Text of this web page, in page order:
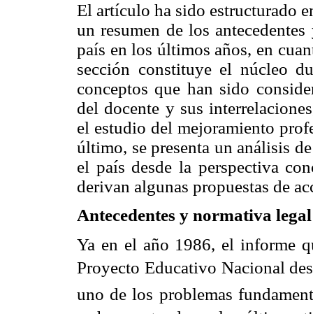
El artículo ha sido estructurado
un resumen de los
país en los últimos años, en
sección constituye el núcleo
conceptos que han sido
del docente y sus
el estudio del mejoramiento
último, se presenta un análisis
el país desde la perspectiva
derivan algunas propuestas de
Antecedentes y normativa
Ya en el año 1986, el informe
Proyecto Educativo Nacional
uno de los problemas